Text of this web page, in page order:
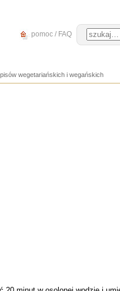
pomoc / FAQ
wegetariańskich i wegańskich